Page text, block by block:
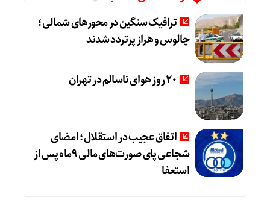
ترافیک سنگین در محورهای شمالی؛
چالوس و هراز پرتردد شدند
20 روز هوای ناسالم در تهران
اتفاق عجیب در استقلال؛ امضای
شجاعی پای صورت‌های مالی ٩ماه پس از
استعفا